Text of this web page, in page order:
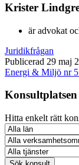
Krister
är advokat
Juridikfrågan
Publicerad 29 maj
Energi & Miljö nr
Konsultplatsen
Hitta enkelt rätt